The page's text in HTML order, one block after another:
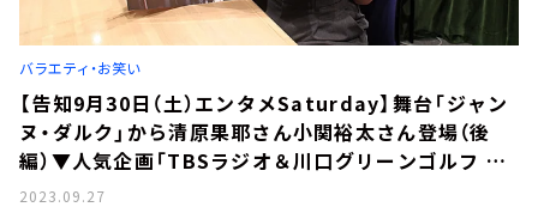
バラエティ・お笑い
【告知9月30日（土）エンタメSaturday】舞台「ジャン
ヌ・ダルク」から清原果耶さん小関裕太さん登場（後
編）▼人気企画「TBSラジオ＆川口グリーンゴルフ ゴ
ルフスクール」情報▼「魔法使いアキットのマジカル
2023.09.27